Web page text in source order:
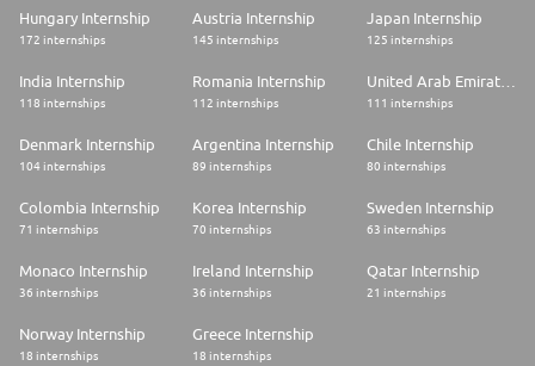
Hungary Internship
172 internships
Austria Internship
145 internships
Japan Internship
125 internships
India Internship
118 internships
Romania Internship
112 internships
United Arab Emirates Internship
111 internships
Denmark Internship
104 internships
Argentina Internship
89 internships
Chile Internship
80 internships
Colombia Internship
71 internships
Korea Internship
70 internships
Sweden Internship
63 internships
Monaco Internship
36 internships
Ireland Internship
36 internships
Qatar Internship
21 internships
Norway Internship
18 internships
Greece Internship
18 internships